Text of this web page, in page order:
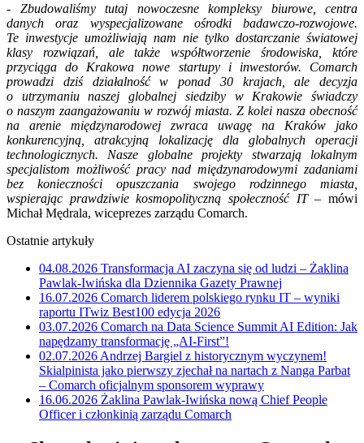
- Zbudowaliśmy tutaj nowoczesne kompleksy biurowe, centra
danych oraz wyspecjalizowane ośrodki badawczo-rozwojowe.
Te inwestycje umożliwiają nam nie tylko dostarczanie światowej
klasy rozwiązań, ale także współtworzenie środowiska, które
przyciąga do Krakowa nowe startupy i inwestorów. Comarch
prowadzi dziś działalność w ponad 30 krajach, ale decyzja
o utrzymaniu naszej globalnej siedziby w Krakowie świadczy
o naszym zaangażowaniu w rozwój miasta. Z kolei nasza obecność
na arenie międzynarodowej zwraca uwagę na Kraków jako
konkurencyjną, atrakcyjną lokalizację dla globalnych operacji
technologicznych. Nasze globalne projekty stwarzają lokalnym
specjalistom możliwość pracy nad międzynarodowymi zadaniami
bez konieczności opuszczania swojego rodzinnego miasta,
wspierając prawdziwie kosmopolityczną społeczność IT– mówi
Michał Mędrala, wiceprezes zarządu Comarch.
Ostatnie artykuły
04.08.2026 Transformacja AI zaczyna się od ludzi – Żaklina
Pawlak-Iwińska dla Dziennika Gazety Prawnej
16.07.2026 Comarch liderem polskiego rynku IT – wyniki
raportu ITwiz Best100 edycja 2026
03.07.2026 Comarch na Data Science Summit AI Edition: Jak
napędzamy transformację „AI-First”!
02.07.2026 Andrzej Bargiel z historycznym wyczynem!
Skialpinista jako pierwszy zjechał na nartach z Nanga Parbat
– Comarch oficjalnym sponsorem wyprawy
16.06.2026 Żaklina Pawlak-Iwińska nową Chief People
Officer i członkinią zarządu Comarch